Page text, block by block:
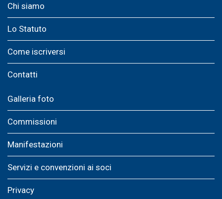
Chi siamo
Lo Statuto
Come iscriversi
Contatti
Galleria foto
Commissioni
Manifestazioni
Servizi e convenzioni ai soci
Privacy